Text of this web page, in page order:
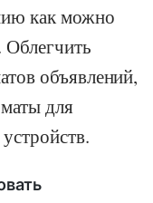
как можно
объявлений,
для